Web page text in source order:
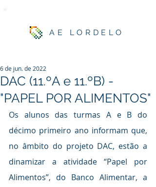
AE LORDELO
DAC (11.ºA e 11.ºB) -
"PAPEL POR ALIMENTOS"
6 de jun. de 2022
Os alunos das turmas A e B do
décimo primeiro ano informam que,
no âmbito do projeto DAC, estão a
dinamizar a atividade “Papel por
Alimentos”, do Banco Alimentar, a